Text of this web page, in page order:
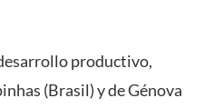
productivo,
(Brasil) y de Génova